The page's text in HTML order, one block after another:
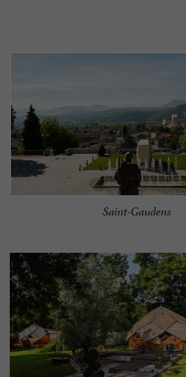
Saint-Gaudens